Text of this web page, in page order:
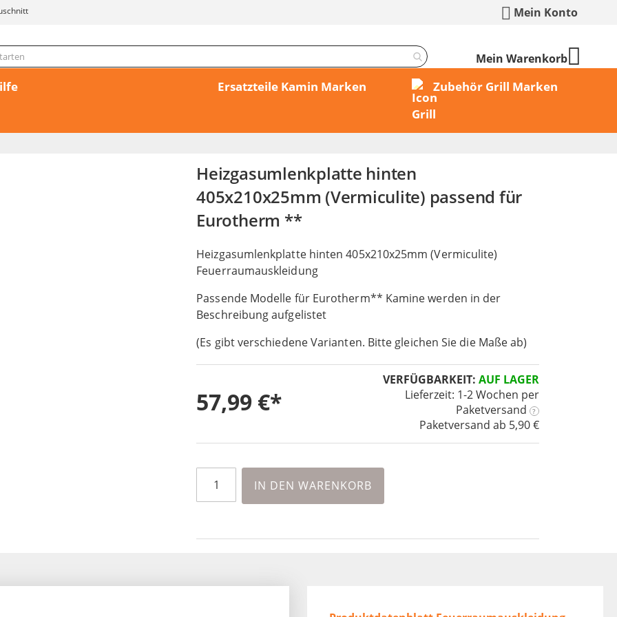
Mein Konto
Mein Warenkorb
Ersatzteile Kamin Marken Zubehör Grill Marken
Heizgasumlenkplatte hinten
405x210x25mm (Vermiculite) passend für
Eurotherm **
Heizgasumlenkplatte hinten 405x210x25mm (Vermiculite)
Feuerraumauskleidung
Passende Modelle für Eurotherm** Kamine werden in der
Beschreibung aufgelistet
(Es gibt verschiedene Varianten. Bitte gleichen Sie die Maße ab)
VERFÜGBARKEIT: AUF LAGER
Lieferzeit: 1-2 Wochen per
Paketversand
?
Paketversand ab 5,90 €
57,99 €
IN DEN WARENKORB